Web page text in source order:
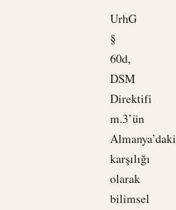
UrhG
§
60d,
DSM
Direktifi
m.3’ün
Almanya’daki
karşılığı
olarak
bilimsel